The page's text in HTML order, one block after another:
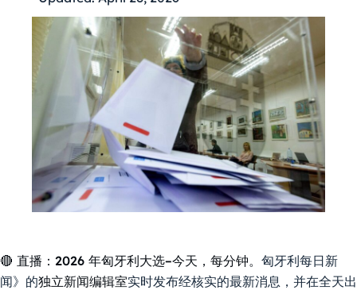
🔴 直播：2026 年匈牙利大选–今天，每分钟。 匈牙利每日新
闻》的独立新闻编辑室实时发布经核实的最新消息，并在全天出